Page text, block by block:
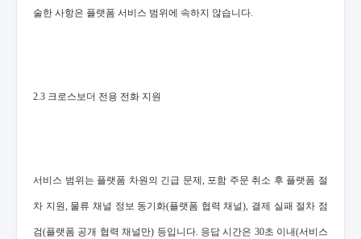
술한 사항은 플랫폼 서비스 범위에 속하지 않습니다.
2.3 크로스보더 전용 전화 지원
서비스 범위는 플랫폼 차원의 긴급 문제, 포함 주문 취소 후 플랫폼 절
차 지원, 물류 채널 정보 동기화(플랫폼 협력 채널), 결제 실패 절차 점
검(플랫폼 공개 협력 채널만) 등입니다. 응답 시간은 30초 이내(서비스